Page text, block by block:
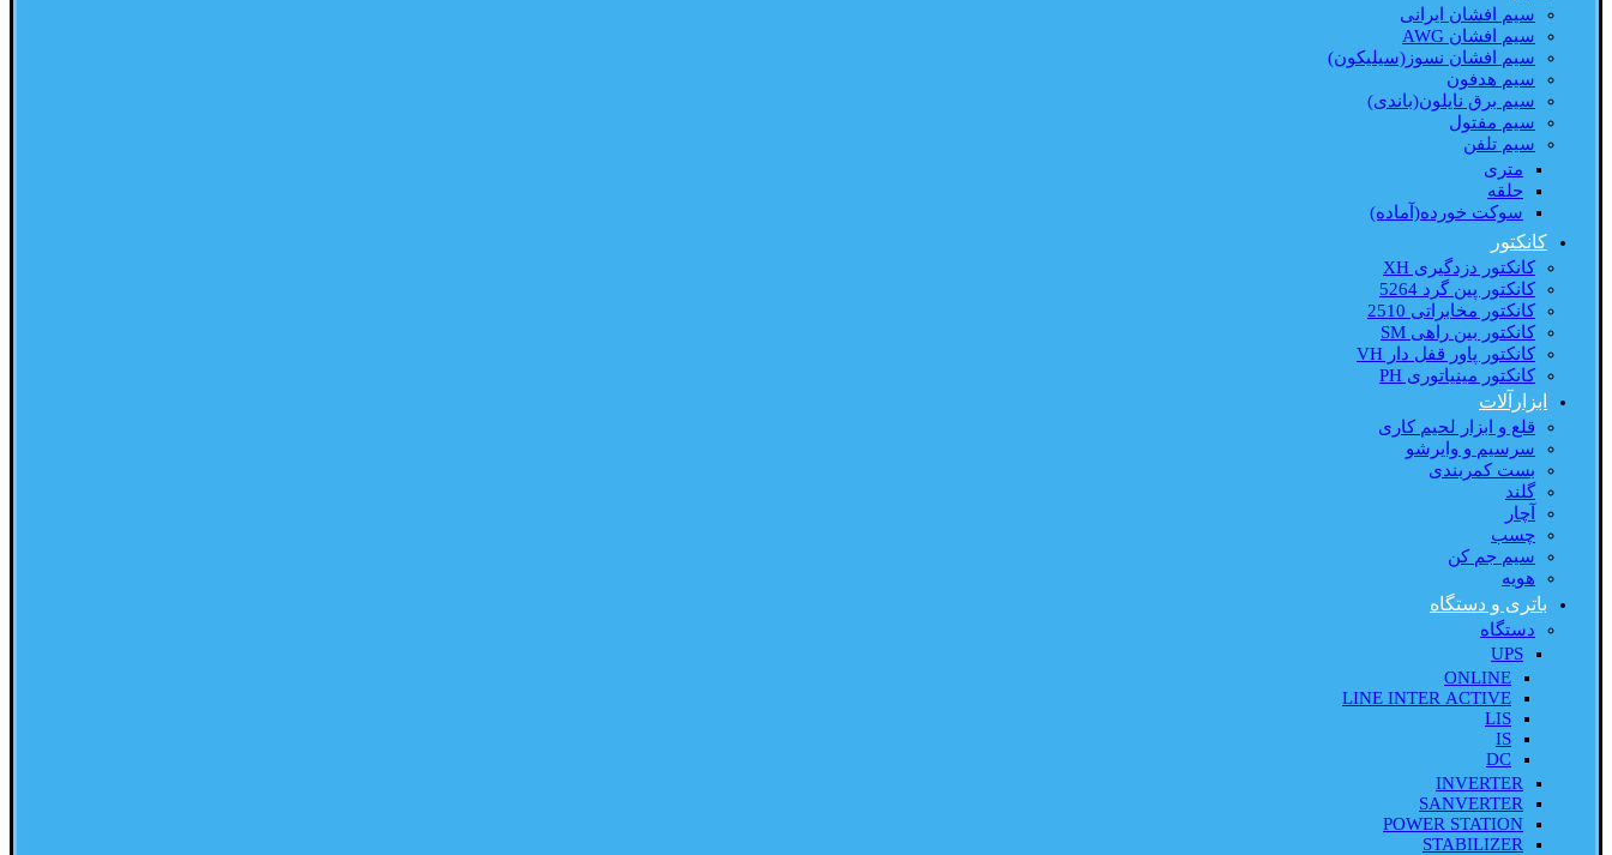
سیم افشان ایرانی
سیم افشان AWG
سیم افشان نسوز(سیلیکون)
سیم هدفون
سیم برق نایلون(باندی)
سیم مفتول
سیم تلفن
متری
حلقه
سوکت خورده(آماده)
کانکتور
کانکتور دزدگیری XH
کانکتور پین گرد 5264
کانکتور مخابراتی 2510
کانکتور بین راهی SM
کانکتور پاور قفل دار VH
کانکتور مینیاتوری PH
ابزارآلات
قلع و ابزار لحیم کاری
سرسیم و وایرشو
بست کمربندی
گلند
آچار
چسب
سیم جم کن
هویه
باتری و دستگاه
دستگاه
UPS
ONLINE
LINE INTER ACTIVE
LIS
IS
DC
INVERTER
SANVERTER
POWER STATION
STABILIZER